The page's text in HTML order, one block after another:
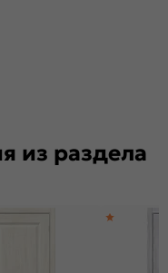
из раздела